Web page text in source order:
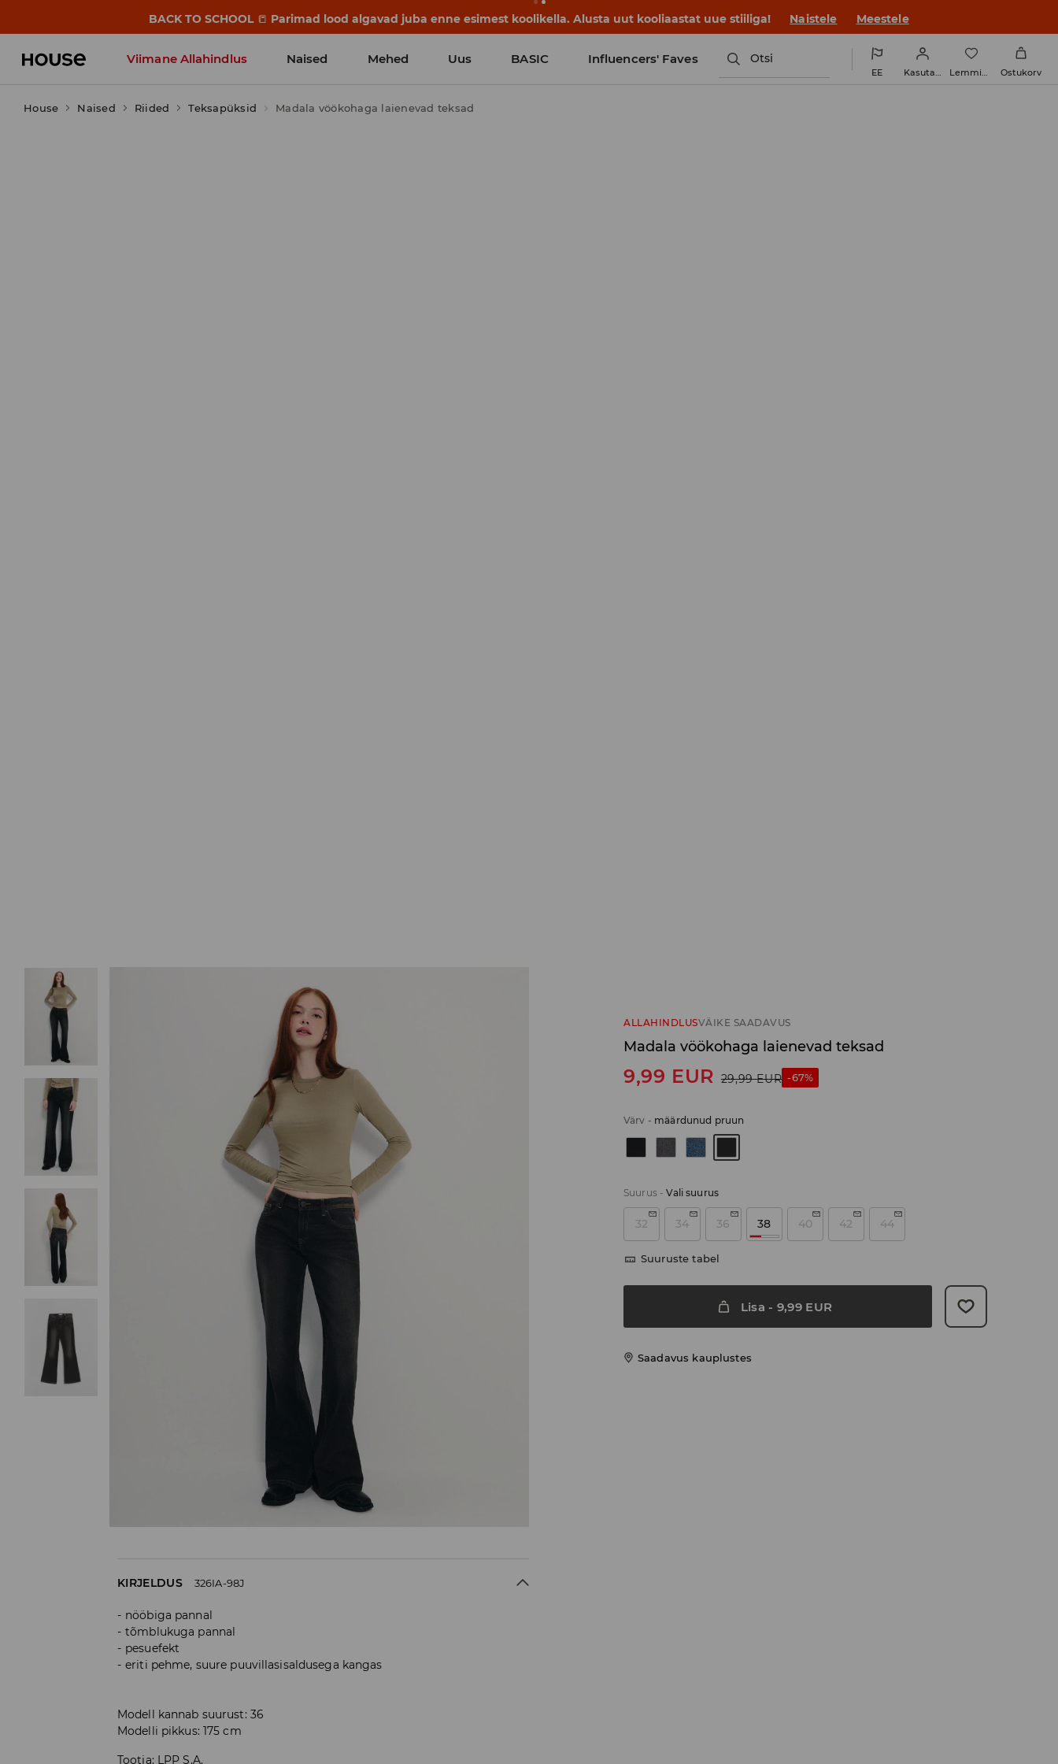
BACK TO SCHOOL 📒 Parimad lood algavad juba enne esimest koolikella. Alusta uut kooliaastat uue stiiliga! Naistele Meestele
Viimane Allahindlus Naised Mehed Uus BASIC Influencers' Faves Otsi
EE Kasutaja Lemmikud Ostukorv
House Naised Riided Teksapüksid Madala vöökohaga laienevad teksad
ALLAHINDLUSVÄIKE SAADAVUS
Madala vöökohaga laienevad teksad
9,99 EUR 29,99 EUR -67%
Värv - määrdunud pruun
Suurus-Vali suurus
32 34 36 38 40 42 44
Suuruste tabel
Lisa - 9,99 EUR
Saadavus kauplustes
KIRJELDUS 326IA-98J
nööbiga pannal
tõmblukuga pannal
pesuefekt
eriti pehme, suure puuvillasisaldusega kangas
Modell kannab suurust: 36
Modelli pikkus: 175 cm
Tootja: LPP S.A.